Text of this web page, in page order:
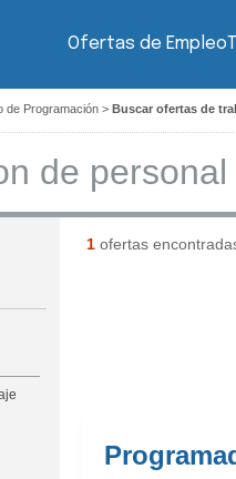
Ofertas de Empleo
de Programación > Buscar ofertas de
1ofertas